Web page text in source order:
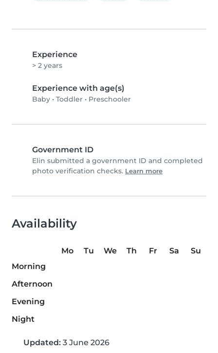
Experience
> 2 years
Experience with age(s)
Baby • Toddler • Preschooler
Government ID
Elin submitted a government ID and completed
photo verification checks. Learn more
Availability
Mo Tu We Th Fr Sa
Su
Morning
Afternoon
Evening
Night
Updated: 3 June 2026